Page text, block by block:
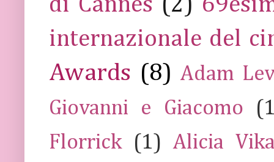
di Cannes (2)
internazionale del
Awards (8) Adam
Giovanni e Giacomo
Florrick
(1) Alicia